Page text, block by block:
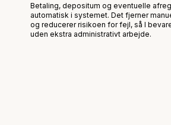
Betaling, depositum og eventuelle
automatisk i systemet. Det fjerner
og reducerer risikoen for fejl, så I
uden ekstra administrativt arbejde.